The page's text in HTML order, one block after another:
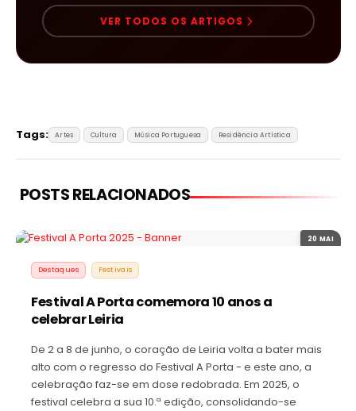
VER TODOS OS ARTIGOS
Tags: Artes Cultura Música Portuguesa Residência Artística
POSTS RELACIONADOS
20 MAI
Destaques Festivais
Festival A Porta comemora 10 anos a
celebrar Leiria
De 2 a 8 de junho, o coração de Leiria volta a bater mais
alto com o regresso do Festival A Porta - e este ano, a
celebração faz-se em dose redobrada. Em 2025, o
festival celebra a sua 10.ª edição, consolidando-se